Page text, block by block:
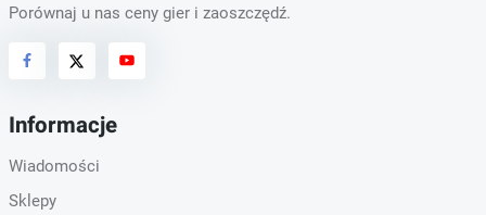
Porównaj u nas ceny gier i zaoszczędź.
Informacje
Wiadomości
Sklepy